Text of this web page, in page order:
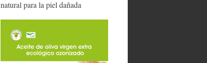
natural para la piel dañada